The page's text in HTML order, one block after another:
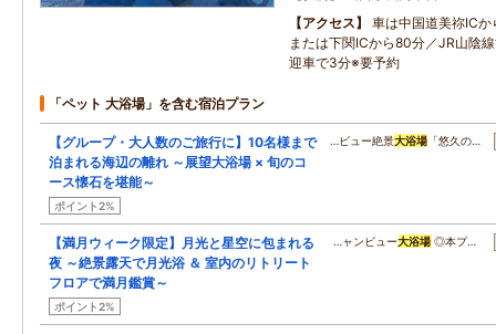
アクセス
車は中国道美祢IC
または下関ICから80分／JR山陰
迎車で3分※要予約
「ペット 大浴場」を含む宿泊プラン
【グループ・大人数のご旅行に】10名様まで
泊まれる海辺の離れ ～展望大浴場 × 旬のコ
ース懐石を堪能～
ポイント2%
…ビュー絶景大浴場 「悠久の…
【満月ウィーク限定】月光と星空に包まれる
夜 ～絶景露天で月光浴 ＆ 室内のリトリート
フロアで満月鑑賞～
ポイント2%
…ャンビュー大浴場 ◎本プ…